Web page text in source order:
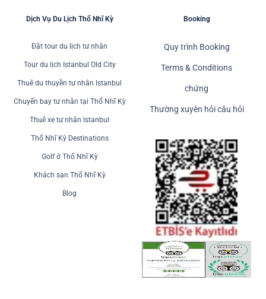
Dịch Vụ Du Lịch Thổ Nhĩ Kỳ
Đặt tour du lịch tư nhân
Tour du lịch Istanbul Old City
Thuê du thuyền tư nhân Istanbul
Chuyến bay tư nhân tại Thổ Nhĩ Kỳ
Thuê xe tư nhân Istanbul
Thổ Nhĩ Kỳ Destinations
Golf ở Thổ Nhĩ Kỳ
Khách sạn Thổ Nhĩ Kỳ
Blog
Booking
Quy trình Booking
Terms & Conditions
chứng
Thường xuyên hỏi câu hỏi